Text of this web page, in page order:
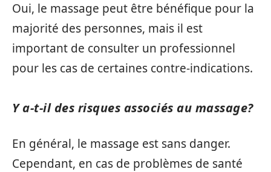
Oui, le massage peut être bénéfique pour la
majorité des personnes, mais il est
important de consulter un professionnel
pour les cas de certaines contre-indications.
Y a-t-il des risques associés au massage?
En général, le massage est sans danger.
Cependant, en cas de problèmes de santé